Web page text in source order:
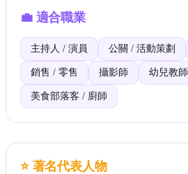
💼 適合職業
主持人 / 演員 公關 / 活動策劃
銷售 / 零售 攝影師 幼兒教師
美食部落客 / 廚師
⭐ 著名代表人物